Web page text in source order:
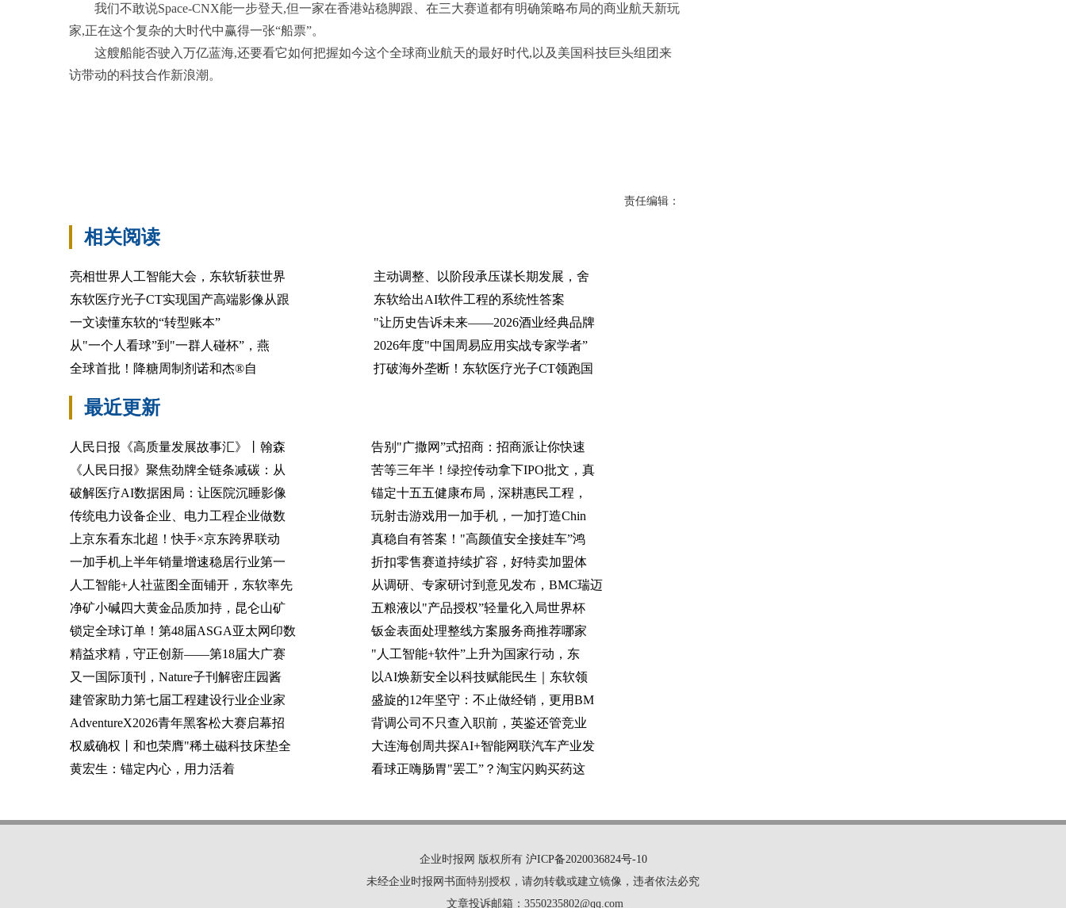
我们不敢说Space-CNX能一步登天,但一家在香港站稳脚跟、在三大赛道都有明确策略布局的商业航天新玩
家,正在这个复杂的大时代中赢得一张“船票”。
这艘船能否驶入万亿蓝海,还要看它如何把握如今这个全球商业航天的最好时代,以及美国科技巨头组团来
访带动的科技合作新浪潮。
责任编辑：
相关阅读
亮相世界人工智能大会，东软斩获世界
主动调整、以阶段承压谋长期发展，舍
东软医疗光子CT实现国产高端影像从跟
东软给出AI软件工程的系统性答案
一文读懂东软的“转型账本”
"让历史告诉未来——2026酒业经典品牌
从"一个人看球”到"一群人碰杯”，燕
2026年度"中国周易应用实战专家学者”
全球首批！降糖周制剂诺和杰®自
打破海外垄断！东软医疗光子CT领跑国
最近更新
人民日报《高质量发展故事汇》丨翰森
告别"广撒网”式招商：招商派让你快速
《人民日报》聚焦劲牌全链条减碳：从
苦等三年半！绿控传动拿下IPO批文，真
破解医疗AI数据困局：让医院沉睡影像
锚定十五五健康布局，深耕惠民工程，
传统电力设备企业、电力工程企业做数
玩射击游戏用一加手机，一加打造Chin
上京东看东北超！快手×京东跨界联动
真稳自有答案！"高颜值安全接娃车”鸿
一加手机上半年销量增速稳居行业第一
折扣零售赛道持续扩容，好特卖加盟体
人工智能+人社蓝图全面铺开，东软率先
从调研、专家研讨到意见发布，BMC瑞迈
净矿小碱四大黄金品质加持，昆仑山矿
五粮液以"产品授权”轻量化入局世界杯
锁定全球订单！第48届ASGA亚太网印数
钣金表面处理整线方案服务商推荐哪家
精益求精，守正创新——第18届大广赛
"人工智能+软件”上升为国家行动，东
又一国际顶刊，Nature子刊解密庄园酱
以AI焕新安全以科技赋能民生｜东软领
建管家助力第七届工程建设行业企业家
盛旋的12年坚守：不止做经销，更用BM
AdventureX2026青年黑客松大赛启幕招
背调公司不只查入职前，英鉴还管竞业
权威确权丨和也荣膺"稀土磁科技床垫全
大连海创周共探AI+智能网联汽车产业发
黄宏生：锚定内心，用力活着
看球正嗨肠胃"罢工”？淘宝闪购买药这
企业时报网 版权所有 沪ICP备2020036824号-10
未经企业时报网书面特别授权，请勿转载或建立镜像，违者依法必究
文章投诉邮箱：3550235802@qq.com